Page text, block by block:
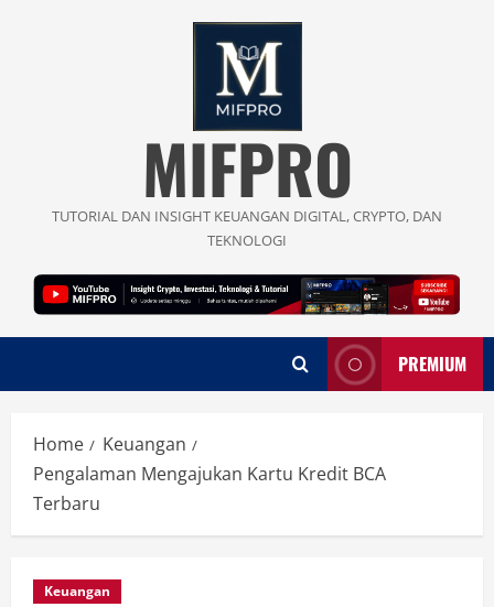
MIFPRO
TUTORIAL DAN INSIGHT KEUANGAN DIGITAL, CRYPTO, DAN
TEKNOLOGI
PREMIUM
Home
Keuangan
Pengalaman Mengajukan Kartu Kredit BCA
Terbaru
Keuangan